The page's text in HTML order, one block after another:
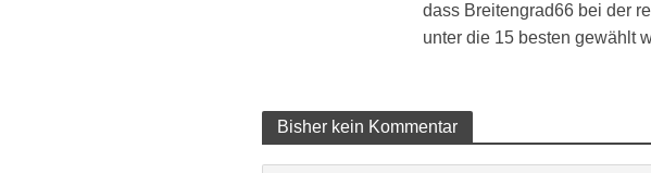
dass Breitengrad66 bei der
unter die 15 besten gewählt
Bisher kein Kommentar